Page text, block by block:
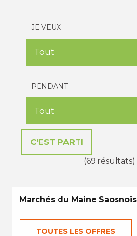
JE VEUX
PENDANT
(69 résultats)
Marchés du Maine Saosnois
TOUTES LES OFFRES